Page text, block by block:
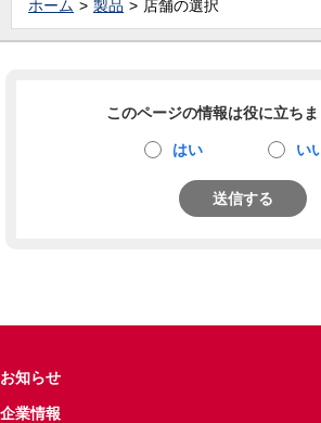
ホーム 製品 店舗の選択
このページの情報は役に立ちま
はい い
送信する
お知らせ
企業情報